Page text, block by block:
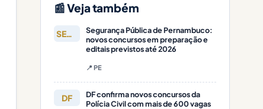
📰 Veja também
SEGURANÇA
Segurança Pública de Pernambuco:
novos concursos em preparação e
editais previstos até 2026
📍 PE
DF
DF confirma novos concursos da
Polícia Civil com mais de 600 vagas